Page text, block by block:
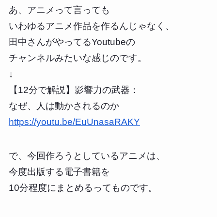
あ、アニメって言っても
いわゆるアニメ作品を作るんじゃなく、
田中さんがやってるYoutubeの
チャンネルみたいな感じのです。
↓
【12分で解説】影響力の武器：
なぜ、人は動かされるのか
https://youtu.be/EuUnasaRAKY
で、今回作ろうとしているアニメは、
今度出版する電子書籍を
10分程度にまとめるってものです。